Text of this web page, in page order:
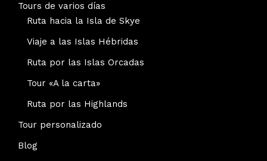
Tours de varios días
Ruta hacia la Isla de Skye
Viaje a las Islas Hébridas
Ruta por las Islas Orcadas
Tour «A la carta»
Ruta por las Highlands
Tour personalizado
Blog